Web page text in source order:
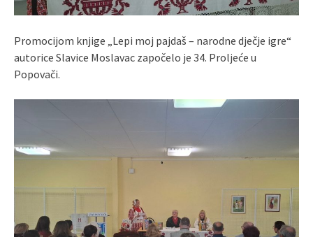
Promocijom knjige „Lepi moj pajdaš – narodne dječje igre“
autorice Slavice Moslavac započelo je 34. Proljeće u
Popovači.